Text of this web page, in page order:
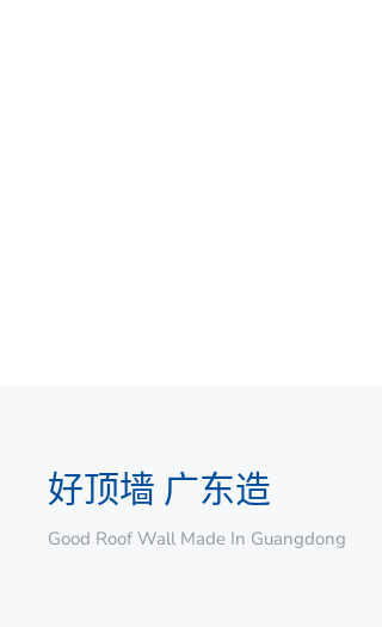
好顶墙 广东造
Good Roof Wall Made In Guangdong